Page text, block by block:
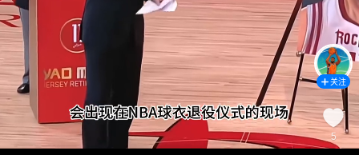
关注
5